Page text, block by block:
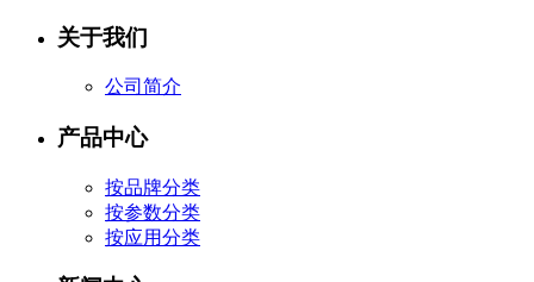
关于我们
公司简介
产品中心
按品牌分类
按参数分类
按应用分类